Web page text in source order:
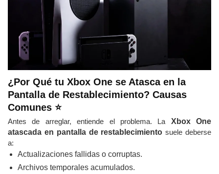
¿Por Qué tu Xbox One se Atasca en la
Pantalla de Restablecimiento? Causas
Comunes ⭐
Antes de arreglar, entiende el problema. La Xbox One
atascada en pantalla de restablecimiento suele deberse
a:
Actualizaciones fallidas o corruptas.
Archivos temporales acumulados.